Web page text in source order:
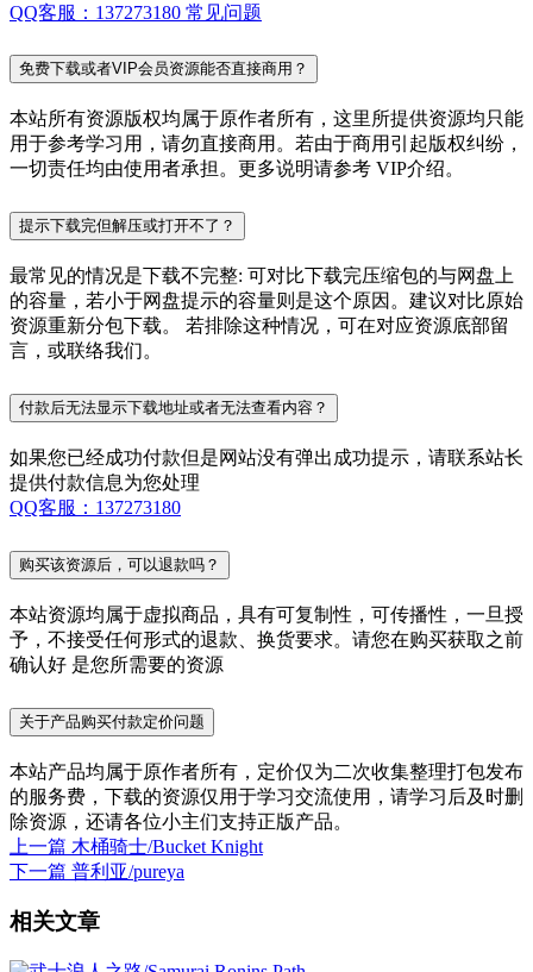
QQ客服：137273180 常见问题
免费下载或者VIP会员资源能否直接商用？
本站所有资源版权均属于原作者所有，这里所提供资源均只能
用于参考学习用，请勿直接商用。若由于商用引起版权纠纷，
一切责任均由使用者承担。更多说明请参考 VIP介绍。
提示下载完但解压或打开不了？
最常见的情况是下载不完整: 可对比下载完压缩包的与网盘上
的容量，若小于网盘提示的容量则是这个原因。建议对比原始
资源重新分包下载。 若排除这种情况，可在对应资源底部留
言，或联络我们。
付款后无法显示下载地址或者无法查看内容？
如果您已经成功付款但是网站没有弹出成功提示，请联系站长
提供付款信息为您处理
QQ客服：137273180
购买该资源后，可以退款吗？
本站资源均属于虚拟商品，具有可复制性，可传播性，一旦授
予，不接受任何形式的退款、换货要求。请您在购买获取之前
确认好 是您所需要的资源
关于产品购买付款定价问题
本站产品均属于原作者所有，定价仅为二次收集整理打包发布
的服务费，下载的资源仅用于学习交流使用，请学习后及时删
除资源，还请各位小主们支持正版产品。
上一篇 木桶骑士/Bucket Knight
下一篇 普利亚/pureya
相关文章